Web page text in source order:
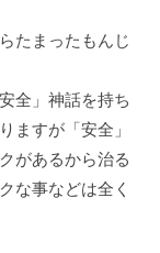
たまったもんじ
全」神話を持ち
ますが「安全」
があるから治る
な事などは全く